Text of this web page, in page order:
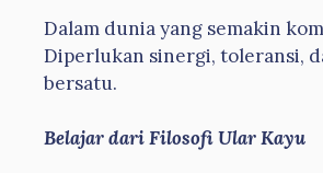
Dalam dunia yang semakin
Diperlukan sinergi, toleransi,
bersatu.
Belajar dari Filosofi Ular Kayu